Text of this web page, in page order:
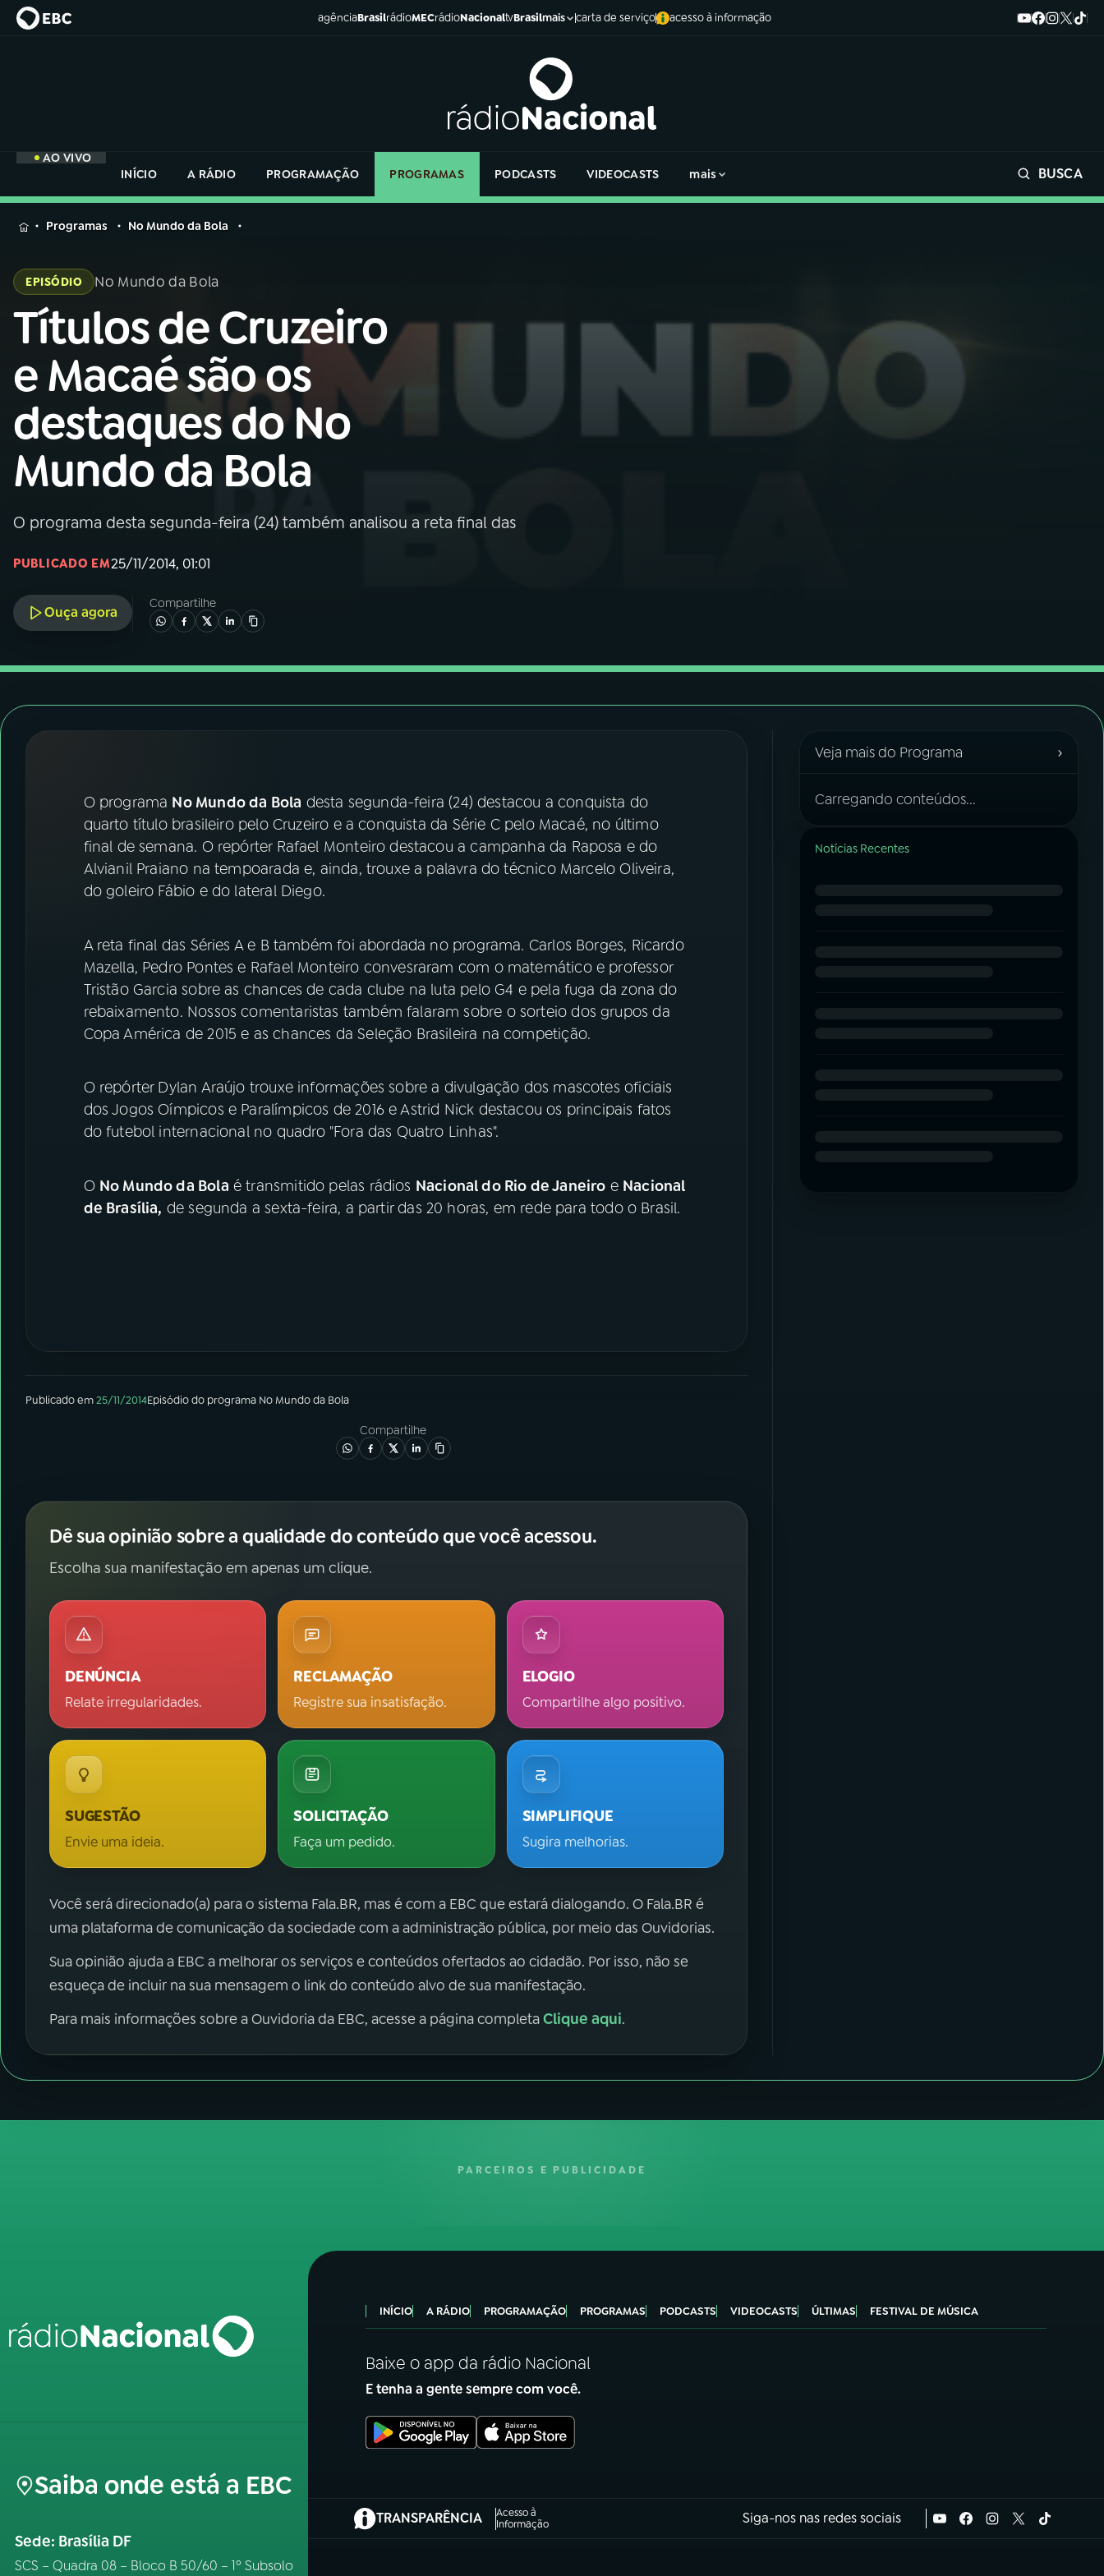
agênciaBrasilrádioMECrádioNacionaltvBrasilmais carta de serviço acesso à informação
AO VIVO
INÍCIO
A RÁDIO PROGRAMAÇÃO PROGRAMAS PODCASTS VIDEOCASTS mais BUSCA
MENU
Buscar
Rádio
Nacional
AO VIVO
01 INÍCIO
02 A RÁDIO
03PROGRAMAÇÃO
05PODCASTS
FESTIVAL DE MÚSICA
ACOMPANHE A RÁDIO NACIONAL
YouTube Facebook
na
Rádio
Nacional
Programas No Mundo da Bola
EPISÓDIO No Mundo da Bola
Títulos de Cruzeiro
e Macaé são os
destaques do No
Mundo da Bola
O programa desta segunda-feira (24) também analisou a reta final das
PUBLICADO EM25/11/2014, 01:01
Ouça agora
Compartilhe
O programa No Mundo da Bola desta segunda-feira (24) destacou a conquista do
quarto título brasileiro pelo Cruzeiro e a conquista da Série C pelo Macaé, no último
final de semana. O repórter Rafael Monteiro destacou a campanha da Raposa e do
Alvianil Praiano na tempoarada e, ainda, trouxe a palavra do técnico Marcelo Oliveira,
do goleiro Fábio e do lateral Diego.
A reta final das Séries A e B também foi abordada no programa. Carlos Borges, Ricardo
Mazella, Pedro Pontes e Rafael Monteiro convesraram com o matemático e professor
Tristão Garcia sobre as chances de cada clube na luta pelo G4 e pela fuga da zona do
rebaixamento. Nossos comentaristas também falaram sobre o sorteio dos grupos da
Copa América de 2015 e as chances da Seleção Brasileira na competição.
O repórter Dylan Araújo trouxe informações sobre a divulgação dos mascotes oficiais
dos Jogos Oímpicos e Paralímpicos de 2016 e Astrid Nick destacou os principais fatos
do futebol internacional no quadro "Fora das Quatro Linhas".
O No Mundo da Bola é transmitido pelas rádios Nacional do Rio de Janeiro e Nacional
de Brasília, de segunda a sexta-feira, a partir das 20 horas, em rede para todo o Brasil.
Publicado em25/11/2014Episódiodo programa No Mundo da Bola
Compartilhe
Dê sua opinião sobre a qualidade do conteúdo que você acessou.
Escolha sua manifestação em apenas um clique.
DENÚNCIA
Relate irregularidades.
RECLAMAÇÃO
Registre sua insatisfação.
ELOGIO
Compartilhe algo positivo.
SUGESTÃO
Envie uma ideia.
SOLICITAÇÃO
Faça um pedido.
SIMPLIFIQUE
Sugira melhorias.
Você será direcionado(a) para o sistema Fala.BR, mas é com a EBC que estará dialogando. O Fala.BR é
uma plataforma de comunicação da sociedade com a administração pública, por meio das Ouvidorias.
Sua opinião ajuda a EBC a melhorar os serviços e conteúdos ofertados ao cidadão. Por isso, não se
esqueça de incluir na sua mensagem o link do conteúdo alvo de sua manifestação.
Para mais informações sobre a Ouvidoria da EBC, acesse a página completaClique aqui.
Veja mais do Programa ›
Carregando conteúdos...
Notícias Recentes
PARCEIROS E PUBLICIDADE
Saiba onde está a EBC
Sede: Brasília DF
SCS – Quadra 08 – Bloco B 50/60 – 1º Subsolo
INÍCIO A RÁDIO PROGRAMAÇÃO PROGRAMAS PODCASTS VIDEOCASTS ÚLTIMAS FESTIVAL DE MÚSICA
Baixe o app da rádio Nacional
E tenha a gente sempre com você.
TRANSPARÊNCIA
Acesso à
Informação
(abre em nova aba) Siga-nos nas redes sociais